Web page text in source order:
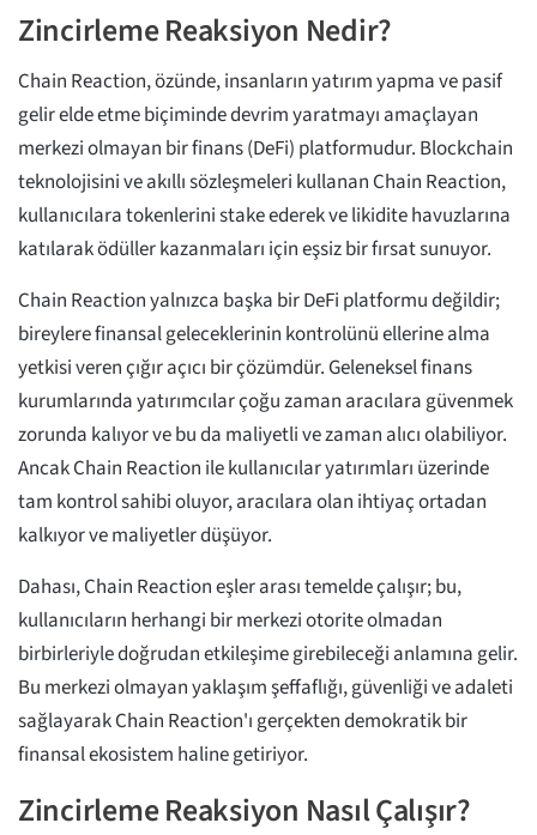
Zincirleme Reaksiyon Nedir?
Chain Reaction, özünde, insanların yatırım yapma ve pasif
gelir elde etme biçiminde devrim yaratmayı amaçlayan
merkezi olmayan bir finans (DeFi) platformudur. Blockchain
teknolojisini ve akıllı sözleşmeleri kullanan Chain Reaction,
kullanıcılara tokenlerini stake ederek ve likidite havuzlarına
katılarak ödüller kazanmaları için eşsiz bir fırsat sunuyor.
Chain Reaction yalnızca başka bir DeFi platformu değildir;
bireylere finansal geleceklerinin kontrolünü ellerine alma
yetkisi veren çığır açıcı bir çözümdür. Geleneksel finans
kurumlarında yatırımcılar çoğu zaman aracılara güvenmek
zorunda kalıyor ve bu da maliyetli ve zaman alıcı olabiliyor.
Ancak Chain Reaction ile kullanıcılar yatırımları üzerinde
tam kontrol sahibi oluyor, aracılara olan ihtiyaç ortadan
kalkıyor ve maliyetler düşüyor.
Dahası, Chain Reaction eşler arası temelde çalışır; bu,
kullanıcıların herhangi bir merkezi otorite olmadan
birbirleriyle doğrudan etkileşime girebileceği anlamına gelir.
Bu merkezi olmayan yaklaşım şeffaflığı, güvenliği ve adaleti
sağlayarak Chain Reaction'ı gerçekten demokratik bir
finansal ekosistem haline getiriyor.
Zincirleme Reaksiyon Nasıl Çalışır?